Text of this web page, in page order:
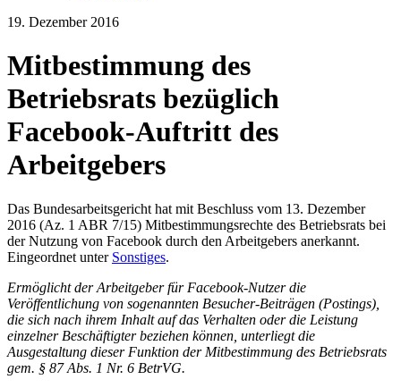
19. Dezember 2016
Mitbestimmung des
Betriebsrats bezüglich
Facebook-Auftritt des
Arbeitgebers
Das Bundesarbeitsgericht hat mit Beschluss vom 13. Dezember
2016 (Az. 1 ABR 7/15) Mitbestimmungsrechte des Betriebsrats bei
der Nutzung von Facebook durch den Arbeitgebers anerkannt.
Eingeordnet unter Sonstiges.
Ermöglicht der Arbeitgeber für Facebook-Nutzer die
Veröffentlichung von sogenannten Besucher-Beiträgen (Postings),
die sich nach ihrem Inhalt auf das Verhalten oder die Leistung
einzelner Beschäftigter beziehen können, unterliegt die
Ausgestaltung dieser Funktion der Mitbestimmung des Betriebsrats
gem. § 87 Abs. 1 Nr. 6 BetrVG.